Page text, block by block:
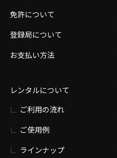
免許について
登録局について
お支払い方法
レンタルについて
ご利用の流れ
ご使用例
ラインナップ